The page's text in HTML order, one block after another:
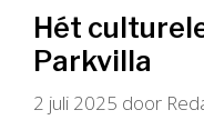
Hét
Parkvilla
2 juli 2025 door